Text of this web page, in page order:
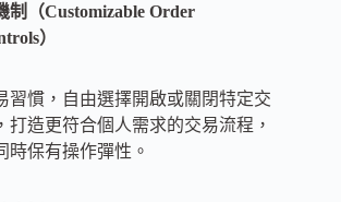
制（Customizable Order
）
習慣，自由選擇開啟或關閉特定交
打造更符合個人需求的交易流程，
時保有操作彈性。